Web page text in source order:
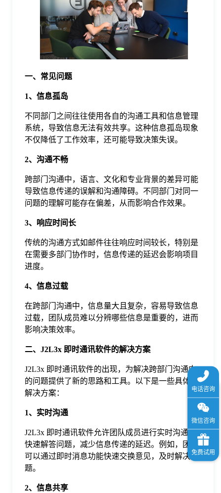
题
一、常见问题
1、信息孤岛
不同部门之间往往使用各自的沟通工具和信息管理
系统，导致信息无法有效共享。这种信息孤岛现象
不仅降低了工作效率，还可能导致决策失误。
2、沟通不畅
跨部门沟通中，语言、文化和专业背景的差异可能
导致信息传递的误解和沟通障碍。不同部门对同一
问题的理解可能存在偏差，从而影响合作效果。
3、响应时间长
传统的沟通方式如邮件往往响应时间较长，特别是
在需要多部门协作时，信息传递的延迟会影响项目
进度。
4、信息过载
在跨部门沟通中，信息量大且复杂，容易导致信息
过载，团队成员难以分辨哪些信息是重要的，进而
影响决策效率。
二、J2L3x 即时通讯软件的解决方案
J2L3x 即时通讯软件的出现，为解决跨部门沟通中
的问题提供了新的思路和工具。以下是一些具体的
解决方案：
1、实时沟通
J2L3x 即时通讯软件允许团队成员进行实时沟通，
快速解答问题，减少信息传递的延迟。例如，团队
可以通过即时消息功能快速交换意见，及时解决问
题。
2、信息共享